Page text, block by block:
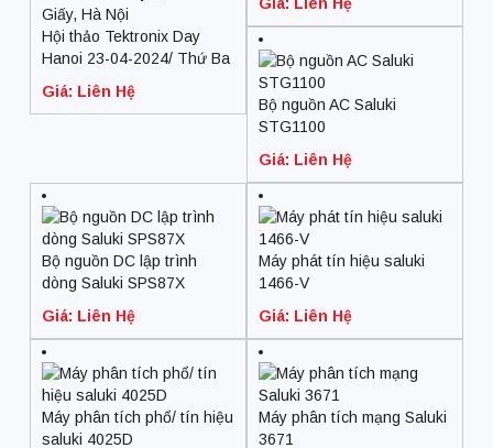
Hội thảo Tektronix Day
Hanoi 23-04-2024/ Thứ Ba
tòa nhà NIC Hà Nội Ngõ 7,
Giá: Liên Hệ
Bộ nguồn AC Saluki
STG1100
Giá: Liên Hệ
Bộ nguồn DC lập trình
dòng Saluki SPS87X
Giá: Liên Hệ
Máy phát tín hiệu saluki
1466-V
Giá: Liên Hệ
Máy phân tích phổ/ tín hiệu
saluki 4025D
Máy phân tích mạng Saluki
3671